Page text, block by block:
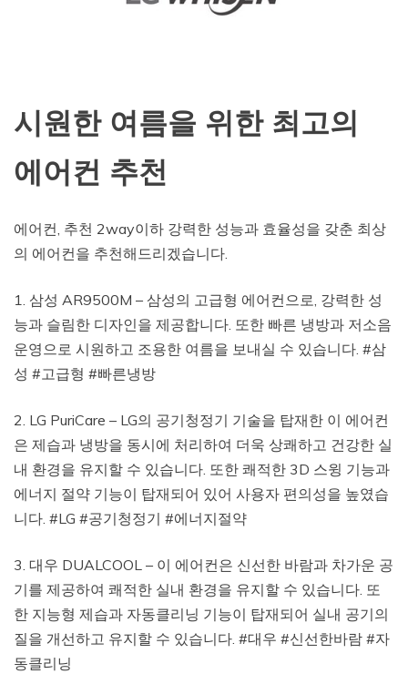
시원한 여름을 위한 최고의
에어컨 추천
에어컨, 추천 2way이하 강력한 성능과 효율성을 갖춘 최상
의 에어컨을 추천해드리겠습니다.
1. 삼성 AR9500M – 삼성의 고급형 에어컨으로, 강력한 성
능과 슬림한 디자인을 제공합니다. 또한 빠른 냉방과 저소음
운영으로 시원하고 조용한 여름을 보내실 수 있습니다. #삼
성 #고급형 #빠른냉방
2. LG PuriCare – LG의 공기청정기 기술을 탑재한 이 에어컨
은 제습과 냉방을 동시에 처리하여 더욱 상쾌하고 건강한 실
내 환경을 유지할 수 있습니다. 또한 쾌적한 3D 스윙 기능과
에너지 절약 기능이 탑재되어 있어 사용자 편의성을 높였습
니다. #LG #공기청정기 #에너지절약
3. 대우 DUALCOOL – 이 에어컨은 신선한 바람과 차가운 공
기를 제공하여 쾌적한 실내 환경을 유지할 수 있습니다. 또
한 지능형 제습과 자동클리닝 기능이 탑재되어 실내 공기의
질을 개선하고 유지할 수 있습니다. #대우 #신선한바람 #자
동클리닝